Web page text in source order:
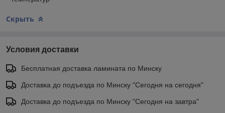
Скрыть
Условия доставки
Бесплатная доставка ламината по Минску
Доставка до подъезда по Минску "Сегодня на сегодня"
Доставка до подъезда по Минску "Сегодня на завтра"